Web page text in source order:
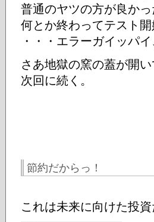
普通のヤツの方が良かっ
何とか終わってテスト開
・・・エラーガイッパ
さあ地獄の窯の蓋が開い
次回に続く。
節約だからっ！
これは未来に向けた投